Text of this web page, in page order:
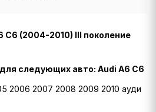
C6 (2004-2010) III поколение
следующих авто: Audi A6 C6
2006 2007 2008 2009 2010 ауди